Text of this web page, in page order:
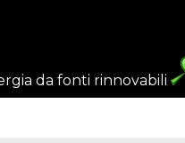
da fonti rinnovabili